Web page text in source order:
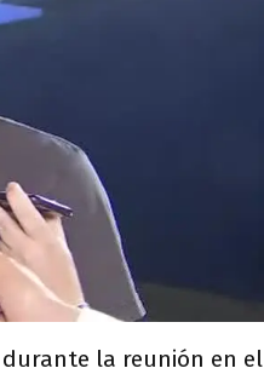
la reunión en el